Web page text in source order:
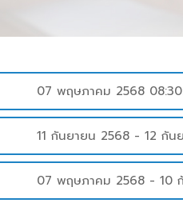
07 พฤษภาคม 2568
11 กันยายน 2568 - 12 กัน
07 พฤษภาคม 2568 - 10